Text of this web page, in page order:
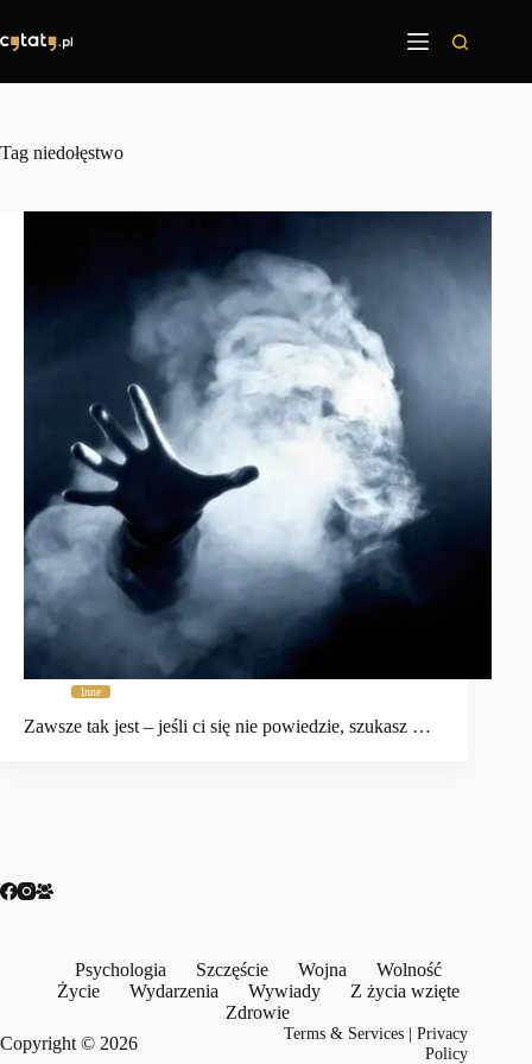
treści
Tag niedołęstwo
Inne
Zawsze tak jest – jeśli ci się nie powiedzie, szukasz …
Psychologia Szczęście Wojna
Wolność
Życie
Wydarzenia Wywiady
Z życia wzięte
Zdrowie
Copyright © 2026
Terms & Services |Privacy
Policy